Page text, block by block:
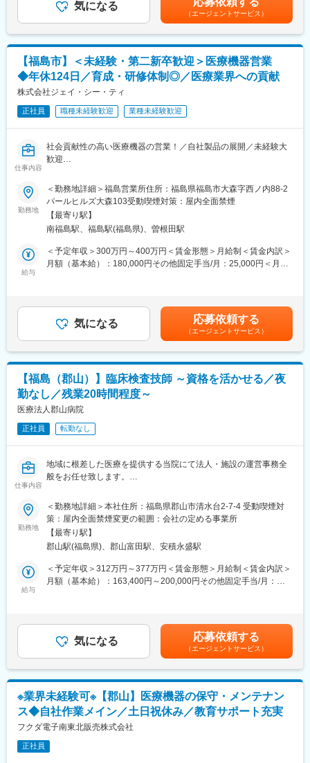
取り組んでいただけますと幸いです。を支える、そんな「誇りあ
る仕事」に、ぜひ一緒に挑戦しましょう。
■当社について：
当社は以下領域で全国30,000名以上の社員が活躍しています。
医療事業：受付、会計、診療報酬請求業務等の受託・人材派遣
介護事業：自立支援と地域トータルケアを理念とした施設運営
こども事業：東京都中心に66か所の認可保育園等を運営
すべての検診に同行するわけではなく、受診人数が多い場合等、
フォローが必要なときのみサポートを行います。
〇その他付随する業務
・見積書、請求書作成
・ドクターの送迎など
※社用車使用。県内各地の企業を訪問します。
■期待する役割：
ニーズに沿った提案を行い、次回もリピートいただけるように信
■働き方：
・県内各地の企業に出向いて健診を行うため、早出や残業が発生
することがございますが、残業は月10時間程度と働きやすい環境
・会津若松方面への短期出張（1泊2日）もありますが、ほとんど
の日が日帰りです。
康診断のサポート業務を行っていただきます。ライセンスが不要
な身長体重測定などの簡単な検査ですので、医療・健康に関する
専門知識が無い方でも、すぐに習得することができます。また、
健康診断のサポートが無い日は、営業渉外担当のメンバーと一緒
に顧客先に同行していただき、打合せの流れを学んでいただきま
す。将来的には、少しずつ顧客を引き継ぎ、担当エリアをお任せ
したいと考えています。その際も、営業渉外担当のメンバーがし
っかりとサポートしますので、安心して業務を行うことができま
す。
当のメンバーがしっかりサポートしますので、安心して業務に取
り組むことができます。
変更の範囲：無
気になる
（エージェントサービス）
【福島市】＜未経験・第二新卒歓迎＞医療機器営業
◆年休124日／育成・研修体制◎／医療業界への貢献
株式会社ジェイ・シー・ティ
正社員 職種未経験歓迎 業種未経験歓迎
仕事内容
社会貢献性の高い医療機器の営業！／自社製品の展開／未経験大
歓迎
■担当業務
病院などの医療機関へ、当社が扱う医療機器の提案営業を行いま
す。扱う商品は、自社ブランドの鉗子（かんし：手術で使う器
具）を中心に、フットケア用品、膀胱の尿量を測る機器、動物医
療向けの機器など幅広くあります。
担当いただくのは、すでにお取引のある医療機関へのフォロー営
業に加え、新しい医療機関への提案活動です。
・学会の展示ブースやDM（案内資料）を使った新規提案
※飛び込み営業はありません。医療業界に慣れていない方も始めや
管理職1名、営業2名のコンパクトなチームで、相談しやすい環境
です。
■教育体制
「スタッフの資質向上」を大切にしており、社内外のレクチャー
を定期的に開催しています。勉強会や講習会への参加、医学会へ
の同行など、未経験からでも医療機器の知識が身につく体制を整
えています。
およそ6カ月から1年程度先輩との同行になりますので、じっくり
と知識や経験を蓄えることができます。
■やりがい
医療現場で必要とされる専門機器を扱い、提案が治療やケアの質
向上に直結する点が魅力です。幅広い製品を扱うジェイ・シー・
ティだからこそ、未経験から専門性を高めつつ医療貢献を実感で
■採用背景
■当社について
医療機器・理化学機器の販売、医療機器の輸入販売を行い、心臓
関連の商品や血管カテーテル、内視鏡手術用機器、人工透析関連
製品など、先端医療機器を幅広く取り扱っています。専門性の高
い知識と丁寧なサポート体制を評価され、1992年の設立以来成長
を続けています。現在は広島本社を中心に全国9か所で営業所を展
開中。さらなる拡大を見据え、今回は医療機器営業の新メンバー
を募集します。
勤務地
＜勤務地詳細＞福島営業所住所：福島県福島市大森字西ノ内88-2
パールヒルズ大森103受動喫煙対策：屋内全面禁煙
【最寄り駅】
南福島駅、福島駅(福島県)、曽根田駅
給与
＜予定年収＞300万円～400万円＜賃金形態＞月給制＜賃金内訳＞
月額（基本給）：180,000円その他固定手当/月：25,000円＜月給
給）■賞与実績：基本給の3ヵ月（前年実績）【モデル年収例】24
歳 業界未経験入社2年目 340万円賃金はあくまでも目安の金額
であり、選考を通じて上下する可能性があります。月給(月額)は固
定手当を含めた表記です。
気になる 応募依頼する
（エージェントサービス）
【福島（郡山）】臨床検査技師 ～資格を活かせる／夜
勤なし／残業20時間程度～
医療法人郡山病院
正社員 転勤なし
仕事内容
地域に根差した医療を提供する当院にて法人・施設の運営事務全
般をお任せ致します。
■職務内容：
巡回車による健康診断または院内における臨床検査業務
生理検査：心電図、エコー（心臓、腹部、乳腺）、採血、その他
検体検査：尿一般、その他
※巡回健診の場合は勤務時間が早まる場合があります
※当直なし、オンコールなし
変更の範囲：会社の定める業務
勤務地
＜勤務地詳細＞本社住所：福島県郡山市清水台2-7-4 受動喫煙対
策：屋内全面禁煙変更の範囲：会社の定める事業所
【最寄り駅】
郡山駅(福島県)、郡山富田駅、安積永盛駅
給与
＜予定年収＞312万円～377万円＜賃金形態＞月給制＜賃金内訳＞
月額（基本給）：163,400円～200,000円その他固定手当/月：
業手当＞有＜給与補足＞※給与は経験・能力を考慮して決定します
賞与：年1回（前年度実績1.0か月分）固定手当：資格手当
（20,000円／月）賃金はあくまでも目安の金額であり、選考を通
じて上下する可能性があります。月給(月額)は固定手当を含めた表
記です。
気になる 応募依頼する
（エージェントサービス）
※業界未経験可※【郡山】医療機器の保守・メンテナン
ス◆自社作業メイン／土日祝休み／教育サポート充実
フクダ電子南東北販売株式会社
正社員